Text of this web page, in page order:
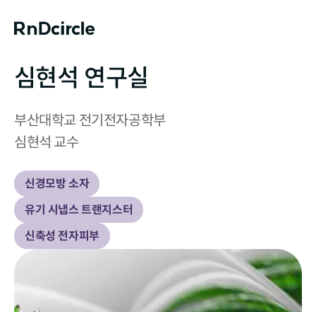
심현석 연구실
부산대학교 전기전자공학부
심현석 교수
신경모방 소자
유기 시냅스 트랜지스터
신축성 전자피부